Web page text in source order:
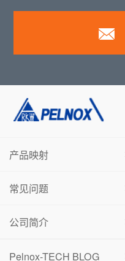
Pelnox-TECH BLOG
产品映射
常见问题
公司简介